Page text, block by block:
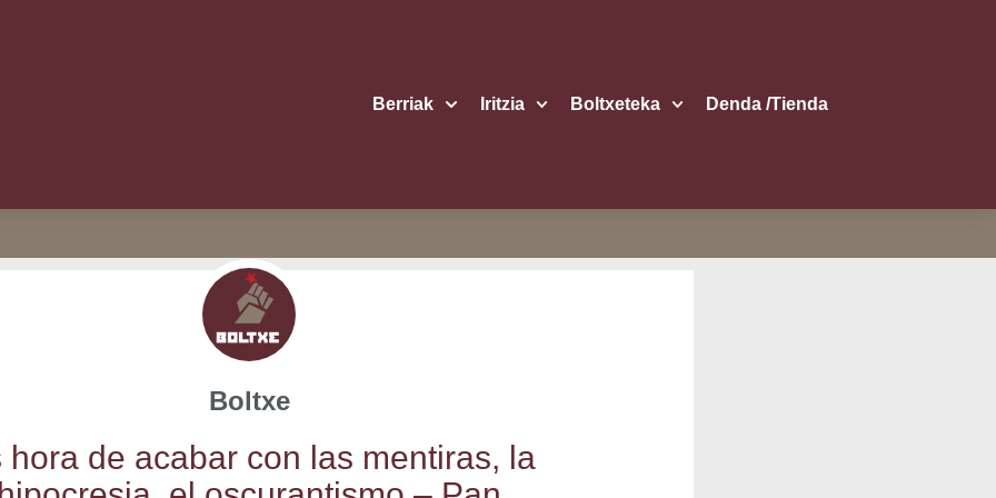
Berriak Iritzia Boltxe­te­ka Den­da /​Tien­da
Boltxe
hora de aca­bar con las men­ti­ras, la